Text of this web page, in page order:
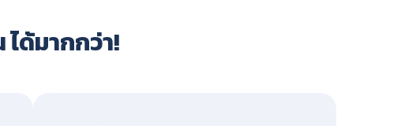
ด้มากกว่า!